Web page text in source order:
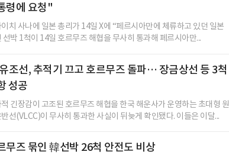
령에 요청"
치 사나에 일본 총리가 14일 X에 “페르시아만에 체류하고 있던 일본
선박 1척이 14일 호르무즈 해협을 무사히 통과해 페르시아만...
조선, 추적기 끄고 호르무즈 돌파… 장금상선 등 3척
성공
긴장감이 고조된 호르무즈 해협을 한국 해운사가 운영하는 초대형 원
선(VLCC)이 무사히 통과한 사실이 뒤늦게 확인됐다. 이들은 이달...
무즈 묶인 韓선박 26척 안전도 비상